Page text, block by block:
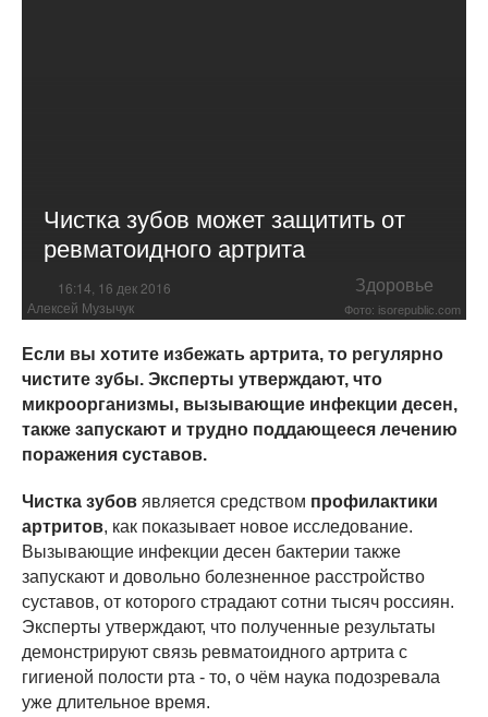
Чистка зубов может защитить от
ревматоидного артрита
16:14, 16 дек 2016 Здоровье
Алексей Музычук Фото: isorepublic.com
Если вы хотите избежать артрита, то регулярно
чистите зубы. Эксперты утверждают, что
микроорганизмы, вызывающие инфекции десен,
также запускают и трудно поддающееся лечению
поражения суставов.
Чистка зубов является средством профилактики
артритов, как показывает новое исследование.
Вызывающие инфекции десен бактерии также
запускают и довольно болезненное расстройство
суставов, от которого страдают сотни тысяч россиян.
Эксперты утверждают, что полученные результаты
демонстрируют связь ревматоидного артрита с
гигиеной полости рта - то, о чём наука подозревала
уже длительное время.